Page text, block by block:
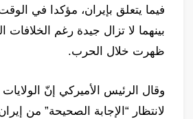
فيما يتعلق بإيران، مؤكدا في
بينهما لا تزال جيدة رغم الخلافات
ظهرت خلال الحرب.
وقال الرئيس الأميركي إنّ
لانتظار “الإجابة الصحيحة” من